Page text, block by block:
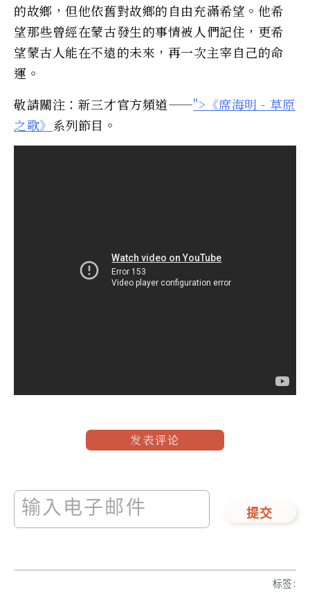
的故鄉，但他依舊對故鄉的自由充滿希望。他希
望那些曾經在蒙古發生的事情被人們記住，更希
望蒙古人能在不遠的未來，再一次主宰自己的命
運。
敬請關注：新三才官方頻道——">《席海明 - 草原
之歌》 系列節目。
发表评论
提交
标签: